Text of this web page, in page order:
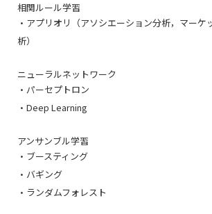
相関ルール学習
・アプリオリ（アソシエーション分析，マーケ
析）
ニューラルネットワーク
・パーセプトロン
・Deep Learning
アンサンブル学習
・ブースティング
・バギング
・ランダムフォレスト